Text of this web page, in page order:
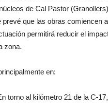
de Cal Pastor
prevé que las obras comiencen
permitirá reducir el
zona.
en:
torno al kilómetro 21 de la C-